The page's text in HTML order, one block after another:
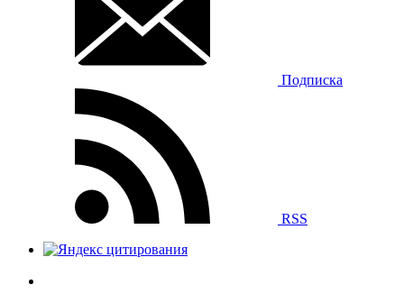
Подписка
RSS